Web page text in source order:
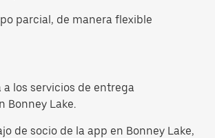
parcial, de manera flexible
a los servicios de entrega
Bonney Lake.
de socio de la app en Bonney Lake,